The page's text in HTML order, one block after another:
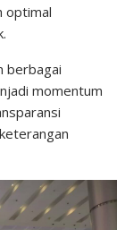
optimal
berbagai
momentum